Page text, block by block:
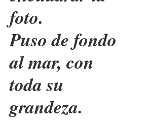
foto.
Puso de fondo
al mar, con
toda su
grandeza.